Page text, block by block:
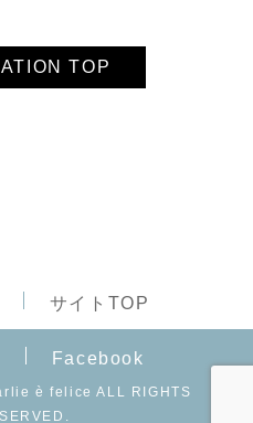
TOP
サイトTOP
Facebook
è felice ALL RIGHTS